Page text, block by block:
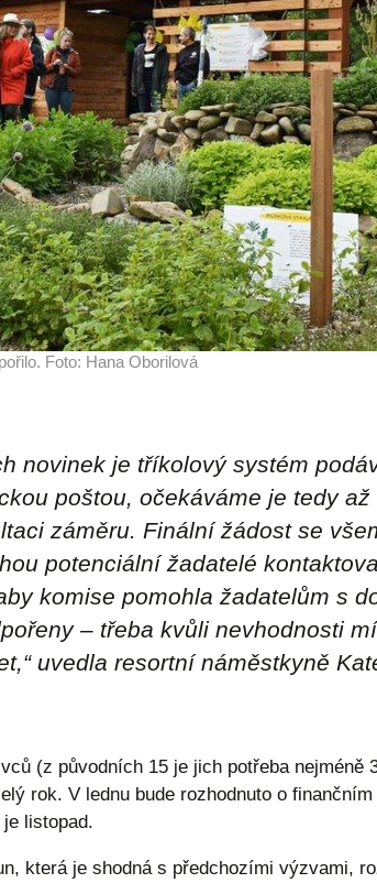
Foto: Hana Oborilová
novinek je tříkolový systém
poštou, očekáváme je tedy
záměru. Finální žádost se
potenciální žadatelé
komise pomohla žadatelům s
– třeba kvůli nevhodnosti
uvedla resortní náměstkyně
(z původních 15 je jich potřeba
rok. V lednu bude rozhodnuto o
listopad.
která je shodná s předchozími výzvami,